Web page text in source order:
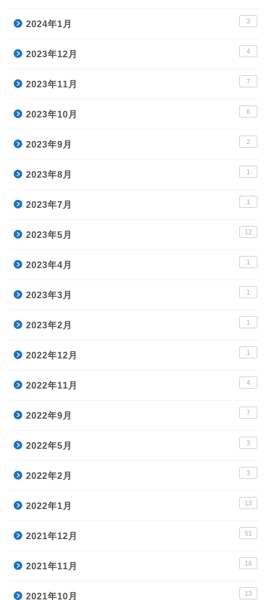
2024年1月 3
2023年12月 4
2023年11月 7
2023年10月 6
2023年9月 2
2023年8月 1
2023年7月 1
2023年5月 12
2023年4月 1
2023年3月 1
2023年2月 1
2022年12月 1
2022年11月 4
2022年9月 7
2022年5月 3
2022年2月 3
2022年1月 13
2021年12月 51
2021年11月 16
2021年10月 13